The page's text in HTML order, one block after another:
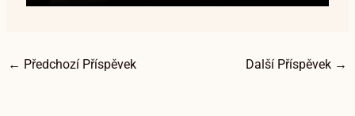
← Předchozí Příspěvek Další Příspěvek →